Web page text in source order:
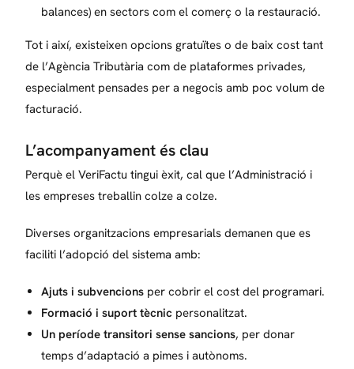
balances) en sectors com el comerç o la restauració.
Tot i així, existeixen opcions gratuïtes o de baix cost tant
de l’Agència Tributària com de plataformes privades,
especialment pensades per a negocis amb poc volum de
facturació.
L’acompanyament és clau
Perquè el VeriFactu tingui èxit, cal que l’Administració i
les empreses treballin colze a colze.
Diverses organitzacions empresarials demanen que es
faciliti l’adopció del sistema amb:
Ajuts i subvencions per cobrir el cost del programari.
Formació i suport tècnic personalitzat.
Un període transitori sense sancions, per donar
temps d’adaptació a pimes i autònoms.